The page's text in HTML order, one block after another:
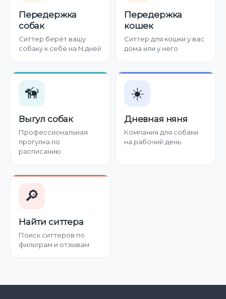
Передержка
собак
Ситтер берёт вашу
собаку к себе на N дней
Передержка
кошек
Ситтер для кошки у вас
дома или у него
🦮
Выгул собак
Профессиональная
прогулка по
расписанию
☀️
Дневная няня
Компания для собаки
на рабочий день
🔎
Найти ситтера
Поиск ситтеров по
фильтрам и отзывам